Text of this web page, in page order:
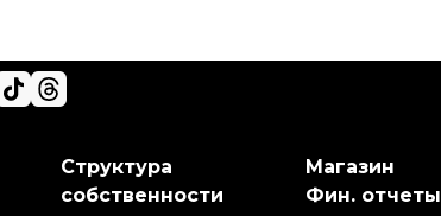
Структура
собственности
Магазин
Фин. отчеты